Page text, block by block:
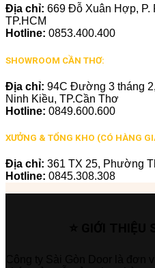
Địa chỉ: 669 Đỗ Xuân Hợp, P.
TP.HCM
Hotline: 0853.400.400
SHOWROOM CẦN THƠ:
Địa chỉ: 94C Đường 3 tháng
Ninh Kiều, TP.Cần Thơ
Hotline: 0849.600.600
XƯỞNG & TỔNG KHO (CÓ HÀNG
Địa chỉ: 361 TX 25, Phường
Hotline: 0845.308.308